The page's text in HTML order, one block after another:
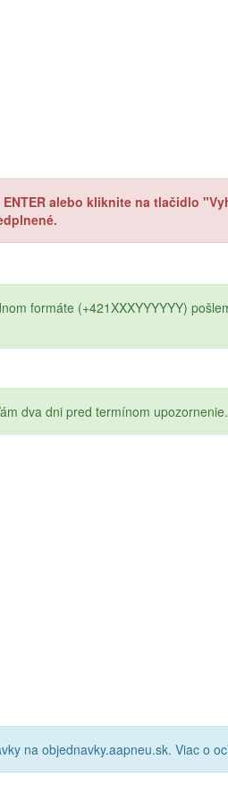
alebo kliknite na tlačidlo
formáte (+421XXXYYYYYY)
dva dni pred termínom upozornenie.
na objednavky.aapneu.sk. Viac o